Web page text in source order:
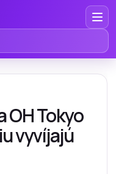
OH Tokyo
vyvíjajú